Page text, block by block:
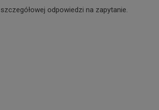
odpowiedzi na zapytanie.